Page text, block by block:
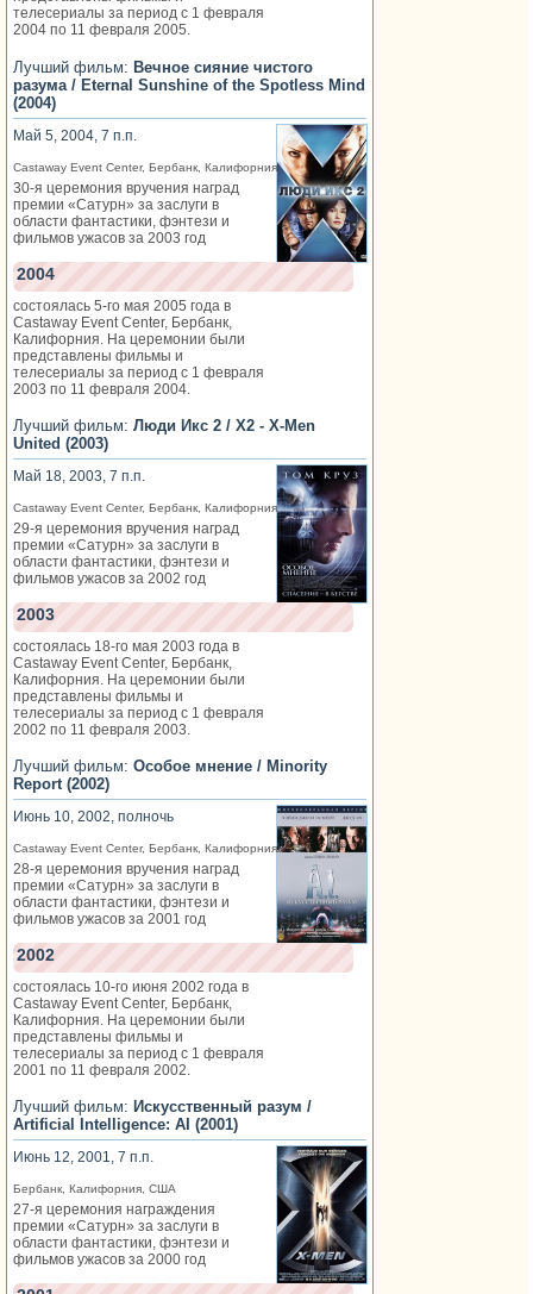
телесериалы за период с 1 февраля
2004 по 11 февраля 2005.
Лучший фильм: Вечное сияние чистого
разума / Eternal Sunshine of the Spotless Mind
(2004)
2004
Май 5, 2004, 7 п.п.
Castaway Event Center, Бербанк, Калифорния
30-я церемония вручения наград
премии «Сатурн» за заслуги в
области фантастики, фэнтези и
фильмов ужасов за 2003 год
состоялась 5-го мая 2005 года в
Castaway Event Center, Бербанк,
Калифорния. На церемонии были
представлены фильмы и
телесериалы за период с 1 февраля
2003 по 11 февраля 2004.
Лучший фильм: Люди Икс 2 / X2 - X-Men
United (2003)
2003
Май 18, 2003, 7 п.п.
Castaway Event Center, Бербанк, Калифорния
29-я церемония вручения наград
премии «Сатурн» за заслуги в
области фантастики, фэнтези и
фильмов ужасов за 2002 год
состоялась 18-го мая 2003 года в
Castaway Event Center, Бербанк,
Калифорния. На церемонии были
представлены фильмы и
телесериалы за период с 1 февраля
2002 по 11 февраля 2003.
Лучший фильм: Особое мнение / Minority
Report (2002)
2002
Июнь 10, 2002, полночь
Castaway Event Center, Бербанк, Калифорния
28-я церемония вручения наград
премии «Сатурн» за заслуги в
области фантастики, фэнтези и
фильмов ужасов за 2001 год
состоялась 10-го июня 2002 года в
Castaway Event Center, Бербанк,
Калифорния. На церемонии были
представлены фильмы и
телесериалы за период с 1 февраля
2001 по 11 февраля 2002.
Лучший фильм: Искусственный разум /
Artificial Intelligence: AI (2001)
Июнь 12, 2001, 7 п.п.
Бербанк, Калифорния, США
27-я церемония награждения
премии «Сатурн» за заслуги в
области фантастики, фэнтези и
фильмов ужасов за 2000 год